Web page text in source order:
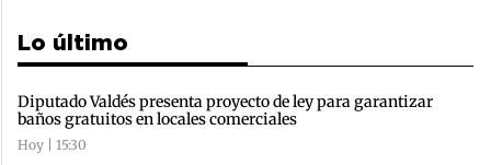
Lo último
Diputado Valdés presenta proyecto de ley para garantizar
baños gratuitos en locales comerciales
Hoy | 15:30